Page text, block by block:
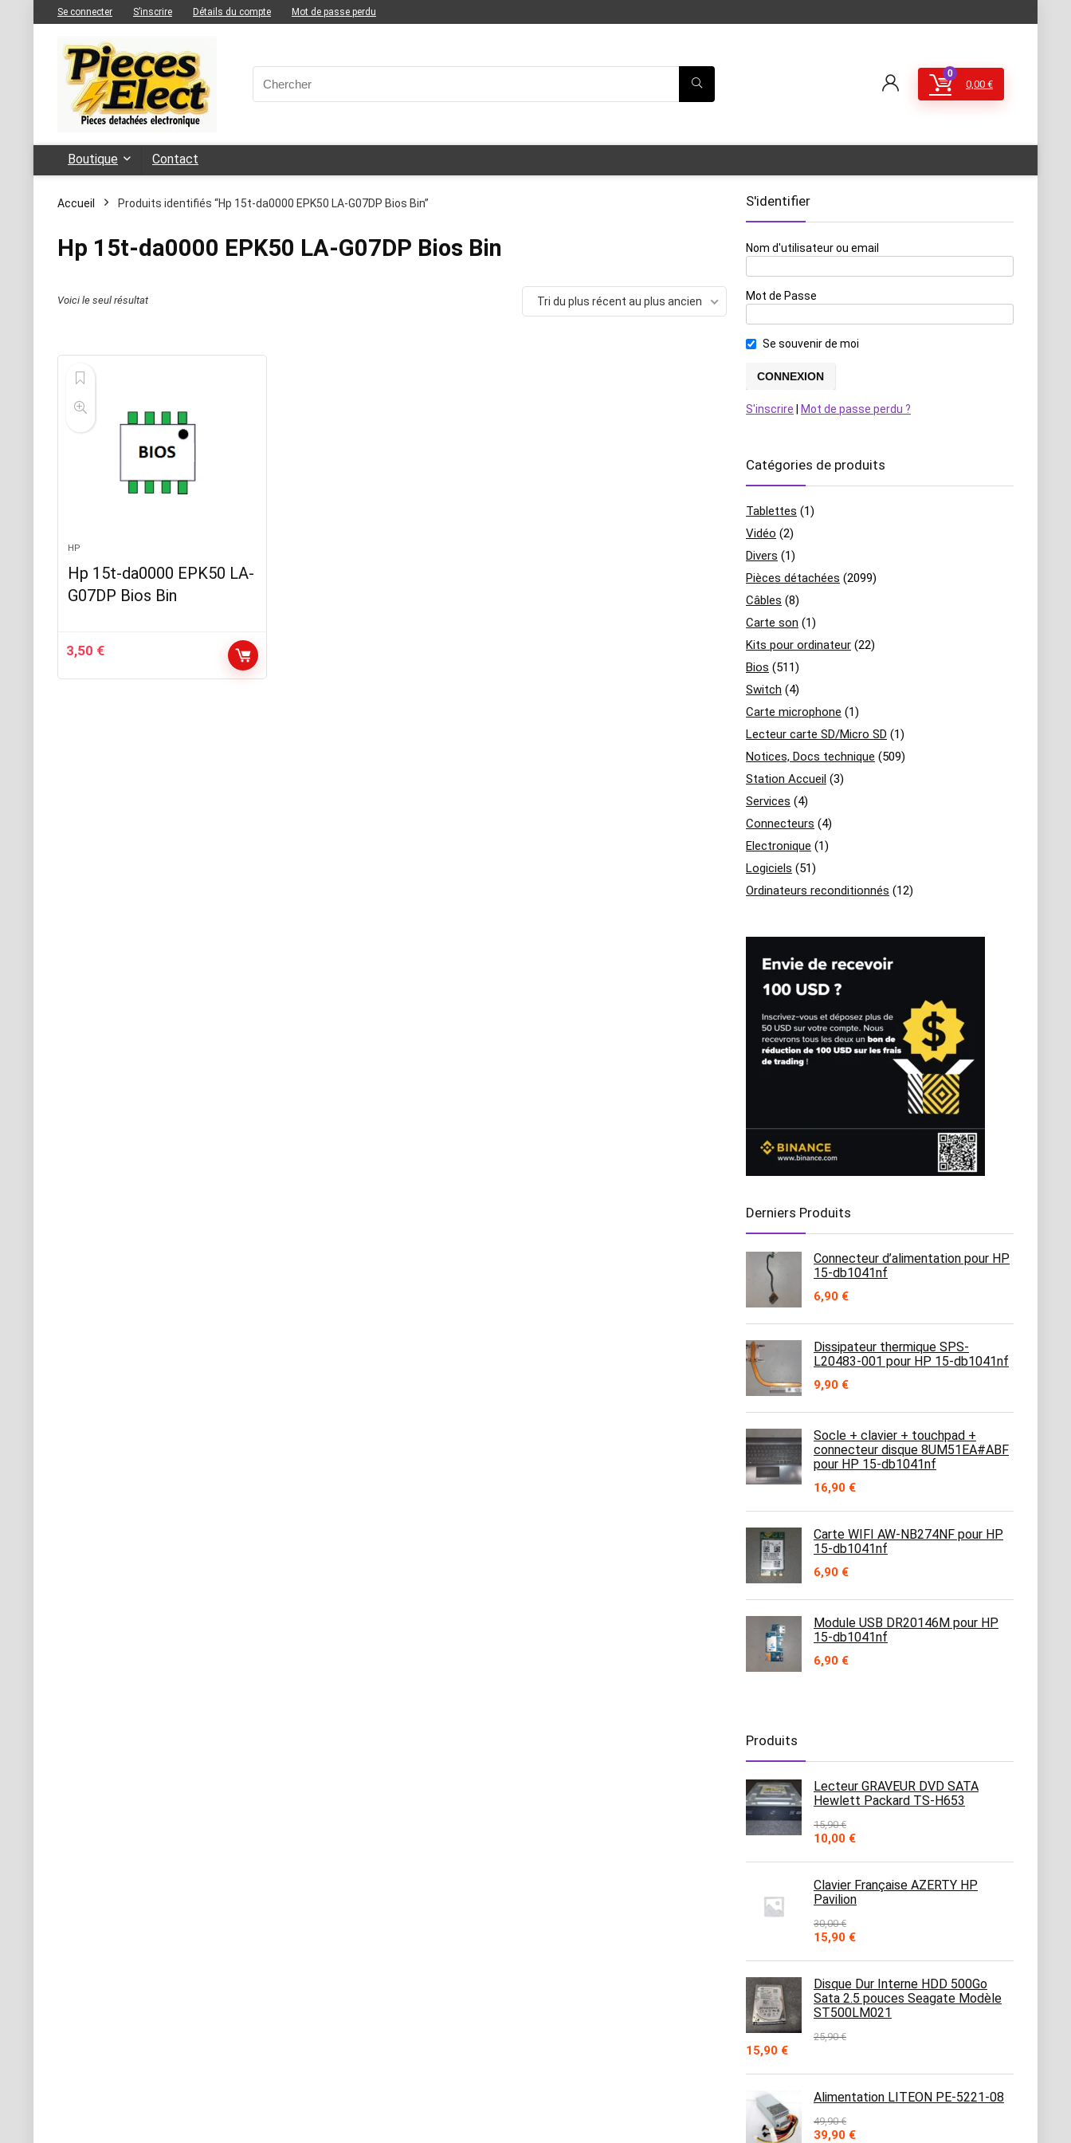
Se connecter S’inscrire Détails du compte Mot de passe perdu
0
0,00 €
Boutique Contact
Accueil Produits identifiés “Hp 15t-da0000 EPK50 LA-G07DP Bios Bin”
Hp 15t-da0000 EPK50 LA-G07DP Bios Bin
Voici le seul résultat Tri du plus récent au plus ancien
HP
Hp 15t-da0000 EPK50 LA-
G07DP Bios Bin
3,50 €
S'identifier
Nom d'utilisateur ou email
Mot de Passe
Se souvenir de moi
S'inscrire Mot de passe perdu ?
Catégories de produits
Tablettes (1)
Vidéo (2)
Divers (1)
Pièces détachées (2099)
Câbles (8)
Carte son (1)
Kits pour ordinateur (22)
Bios (511)
Switch (4)
Carte microphone (1)
Lecteur carte SD/Micro SD (1)
Notices, Docs technique (509)
Station Accueil (3)
Services (4)
Connecteurs (4)
Electronique (1)
Logiciels (51)
Ordinateurs reconditionnés (12)
Derniers Produits
Connecteur d’alimentation pour HP
15-db1041nf
6,90 €
Dissipateur thermique SPS-
L20483-001 pour HP 15-db1041nf
9,90 €
Socle + clavier + touchpad +
connecteur disque 8UM51EA#ABF
pour HP 15-db1041nf
16,90 €
Carte WIFI AW-NB274NF pour HP
15-db1041nf
6,90 €
Module USB DR20146M pour HP
15-db1041nf
6,90 €
Produits
Lecteur GRAVEUR DVD SATA
Hewlett Packard TS-H653
15,90€
Le
initial
était :
15,90 €.
10,00 €Le
actuel
est :
10,00 €.
Clavier Française AZERTY HP
Pavilion
30,00€
Le
initial
était :
30,00 €.
15,90 €Le
actuel
est :
15,90 €.
Disque Dur Interne HDD 500Go
Sata 2.5 pouces Seagate Modèle
ST500LM021
25,90€
Le
initial
était :
25,90 €.
15,90 €Le
actuel
15,90 €.
Alimentation LITEON PE-5221-08
49,90€
Le
39,90 €Le